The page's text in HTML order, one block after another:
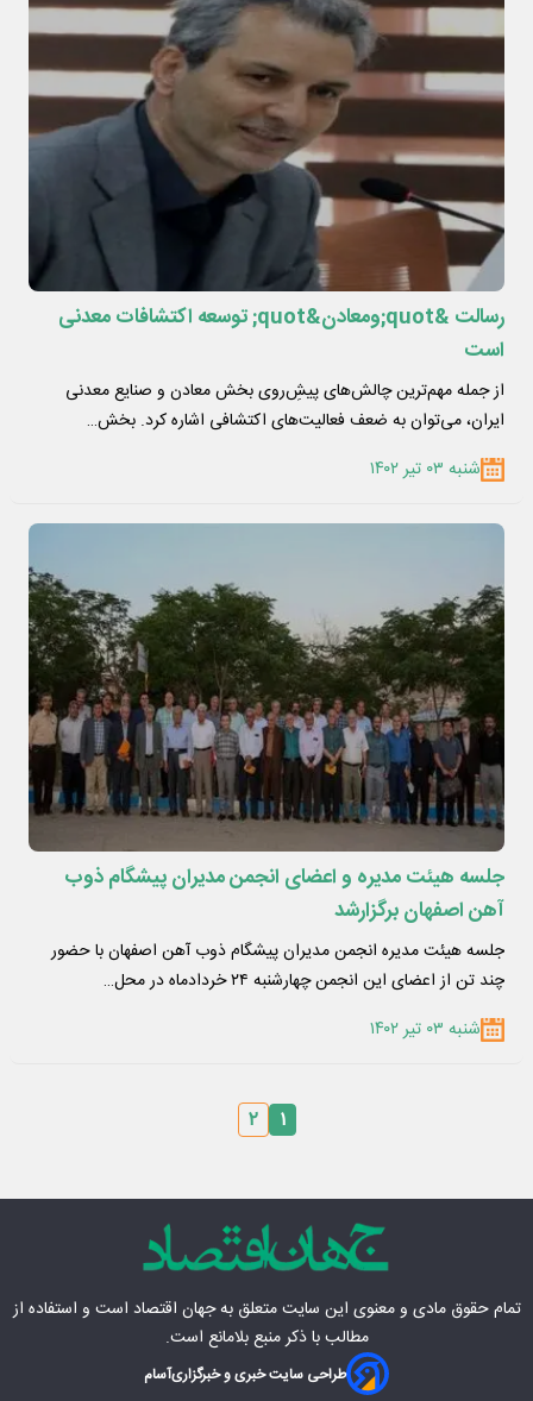
رسالت &quot;ومعادن&quot; توسعه اکتشافات معدنی
است
از جمله مهم‌ترین چالش‌های پیشِ‌روی بخش معادن و صنایع معدنی
ایران، می‌توان به ضعف فعالیت‌های اکتشافی اشاره کرد. بخش…
شنبه ۰۳ تیر ۱۴۰۲
جلسه هیئت مدیره و اعضای انجمن مدیران پیشگام ذوب
آهن اصفهان برگزارشد
جلسه هیئت مدیره انجمن مدیران پیشگام ذوب آهن اصفهان با حضور
چند تن از اعضای این انجمن چهارشنبه ۲۴ خردادماه در محل…
شنبه ۰۳ تیر ۱۴۰۲
۱ ۲
تمام حقوق مادی‌ و معنوی این سایت متعلق بهجهان اقتصاد است و استفاده از
مطالب با ذکر منبع بلامانع است.
طراحی سایت خبری و خبرگزاریآسام